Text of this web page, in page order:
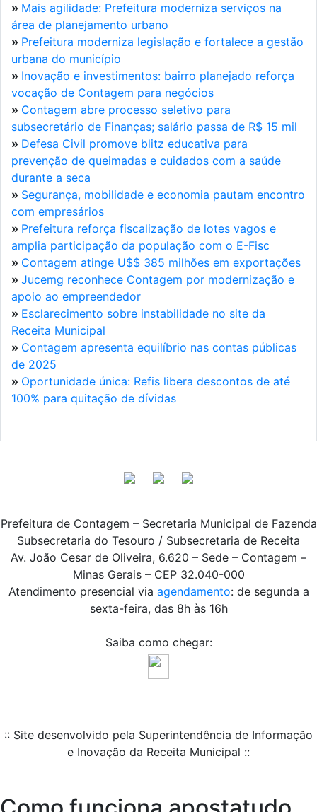
» Mais agilidade: Prefeitura moderniza serviços na
área de planejamento urbano
» Prefeitura moderniza legislação e fortalece a gestão
urbana do município
» Inovação e investimentos: bairro planejado reforça
vocação de Contagem para negócios
» Contagem abre processo seletivo para
subsecretário de Finanças; salário passa de R$ 15 mil
» Defesa Civil promove blitz educativa para
prevenção de queimadas e cuidados com a saúde
durante a seca
» Segurança, mobilidade e economia pautam encontro
com empresários
» Prefeitura reforça fiscalização de lotes vagos e
amplia participação da população com o E-Fisc
» Contagem atinge U$$ 385 milhões em exportações
» Jucemg reconhece Contagem por modernização e
apoio ao empreendedor
» Esclarecimento sobre instabilidade no site da
Receita Municipal
» Contagem apresenta equilíbrio nas contas públicas
de 2025
» Oportunidade única: Refis libera descontos de até
100% para quitação de dívidas
Prefeitura de Contagem – Secretaria Municipal de Fazenda
Subsecretaria do Tesouro / Subsecretaria de Receita
Av. João Cesar de Oliveira, 6.620 – Sede – Contagem –
Minas Gerais – CEP 32.040-000
Atendimento presencial via agendamento: de segunda a
sexta-feira, das 8h às 16h
Saiba como chegar:
:: Site desenvolvido pela Superintendência de Informação
e Inovação da Receita Municipal ::